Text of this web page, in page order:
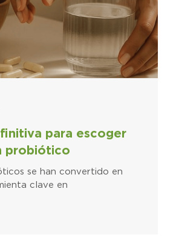
para escoger
probiótico
se han convertido en
clave en